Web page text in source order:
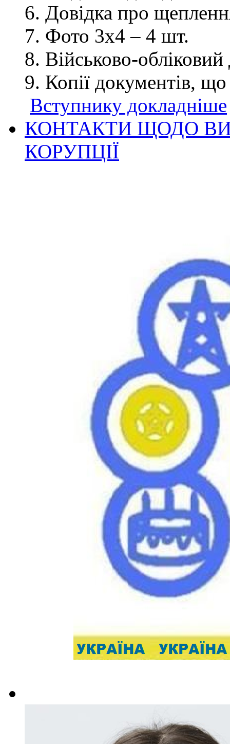
Довідка про
Фото 3х4 – 4 шт.
Військово-
Копії документів,
Вступнику докладніше
КОНТАКТИ ЩОДО
КОРУПЦІЇ